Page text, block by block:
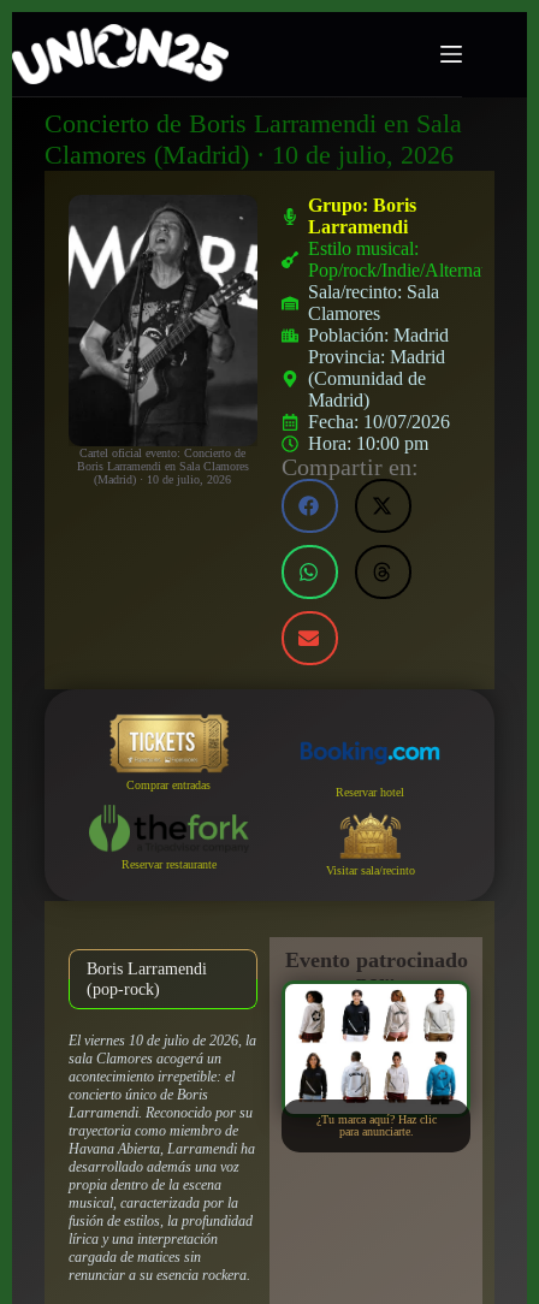
Concierto de Boris Larramendi en Sala
Clamores (Madrid) · 10 de julio, 2026
Cartel oficial evento: Concierto de
Boris Larramendi en Sala Clamores
(Madrid) · 10 de julio, 2026
Grupo:Boris
Larramendi
Estilo musical:
Pop/rock/Indie/Alternativo
Sala/recinto: Sala
Clamores
Población:Madrid
Provincia:Madrid
(Comunidad de
Madrid)
Fecha: 10/07/2026
Hora: 10:00 pm
Compartir en:
Comprar entradas
Reservar hotel
Reservar restaurante Visitar sala/recinto
Boris Larramendi
(pop-rock)
El viernes 10 de julio de 2026, la
sala Clamores acogerá un
acontecimiento irrepetible: el
concierto único de Boris
Larramendi. Reconocido por su
trayectoria como miembro de
Havana Abierta, Larramendi ha
desarrollado además una voz
propia dentro de la escena
musical, caracterizada por la
fusión de estilos, la profundidad
lírica y una interpretación
cargada de matices sin
renunciar a su esencia rockera.
Evento patrocinado
por:
¿Tu marca aquí? Haz clic
para anunciarte.